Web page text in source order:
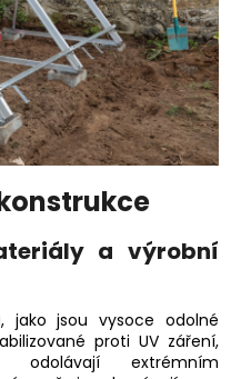
a výrobní
jako jsou vysoce odolné
proti UV záření,
odolávají extrémním